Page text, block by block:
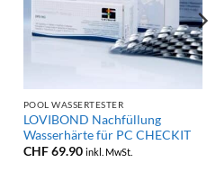
POOL WASSERTESTER
LOVIBOND Nachfüllung
Wasserhärte für PC CHECKIT
CHF69.90 inkl. MwSt.